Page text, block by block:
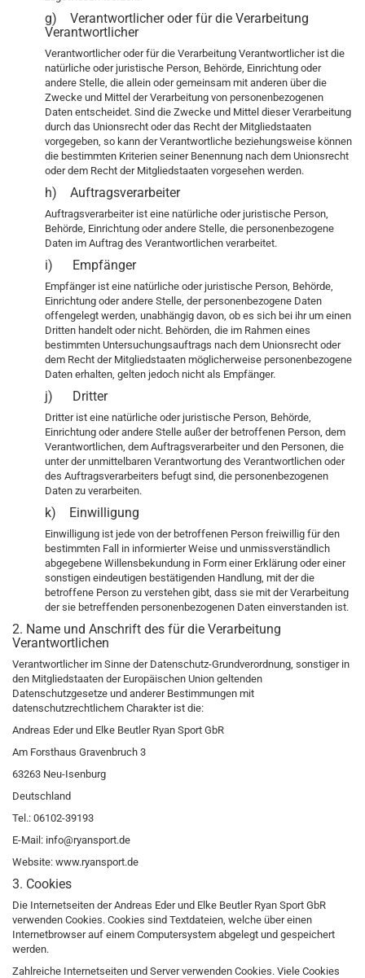
g) Verantwortlicher oder für die Verarbeitung
Verantwortlicher
Verantwortlicher oder für die Verarbeitung Verantwortlicher ist die
natürliche oder juristische Person, Behörde, Einrichtung oder
andere Stelle, die allein oder gemeinsam mit anderen über die
Zwecke und Mittel der Verarbeitung von personenbezogenen
Daten entscheidet. Sind die Zwecke und Mittel dieser Verarbeitung
durch das Unionsrecht oder das Recht der Mitgliedstaaten
vorgegeben, so kann der Verantwortliche beziehungsweise können
die bestimmten Kriterien seiner Benennung nach dem Unionsrecht
oder dem Recht der Mitgliedstaaten vorgesehen werden.
h) Auftragsverarbeiter
Auftragsverarbeiter ist eine natürliche oder juristische Person,
Behörde, Einrichtung oder andere Stelle, die personenbezogene
Daten im Auftrag des Verantwortlichen verarbeitet.
i) Empfänger
Empfänger ist eine natürliche oder juristische Person, Behörde,
Einrichtung oder andere Stelle, der personenbezogene Daten
offengelegt werden, unabhängig davon, ob es sich bei ihr um einen
Dritten handelt oder nicht. Behörden, die im Rahmen eines
bestimmten Untersuchungsauftrags nach dem Unionsrecht oder
dem Recht der Mitgliedstaaten möglicherweise personenbezogene
Daten erhalten, gelten jedoch nicht als Empfänger.
j) Dritter
Dritter ist eine natürliche oder juristische Person, Behörde,
Einrichtung oder andere Stelle außer der betroffenen Person, dem
Verantwortlichen, dem Auftragsverarbeiter und den Personen, die
unter der unmittelbaren Verantwortung des Verantwortlichen oder
des Auftragsverarbeiters befugt sind, die personenbezogenen
Daten zu verarbeiten.
k) Einwilligung
Einwilligung ist jede von der betroffenen Person freiwillig für den
bestimmten Fall in informierter Weise und unmissverständlich
abgegebene Willensbekundung in Form einer Erklärung oder einer
sonstigen eindeutigen bestätigenden Handlung, mit der die
betroffene Person zu verstehen gibt, dass sie mit der Verarbeitung
der sie betreffenden personenbezogenen Daten einverstanden ist.
2. Name und Anschrift des für die Verarbeitung
Verantwortlichen
Verantwortlicher im Sinne der Datenschutz-Grundverordnung, sonstiger in
den Mitgliedstaaten der Europäischen Union geltenden
Datenschutzgesetze und anderer Bestimmungen mit
datenschutzrechtlichem Charakter ist die:
Andreas Eder und Elke Beutler Ryan Sport GbR
Am Forsthaus Gravenbruch 3
63263 Neu-Isenburg
Deutschland
Tel.: 06102-39193
E-Mail: info@ryansport.de
Website: www.ryansport.de
3. Cookies
Die Internetseiten der Andreas Eder und Elke Beutler Ryan Sport GbR
verwenden Cookies. Cookies sind Textdateien, welche über einen
Internetbrowser auf einem Computersystem abgelegt und gespeichert
werden.
Zahlreiche Internetseiten und Server verwenden Cookies. Viele Cookies